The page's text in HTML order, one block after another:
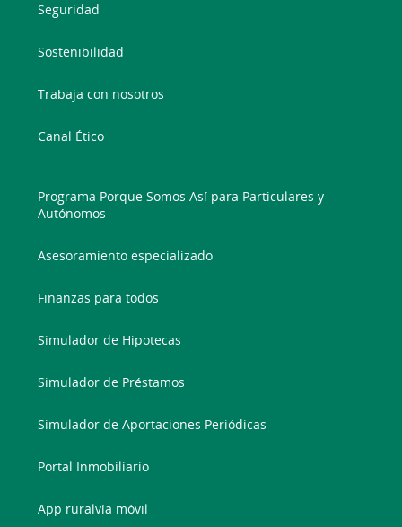
Seguridad
Sostenibilidad
Trabaja con nosotros
Canal Ético
Programa Porque Somos Así para Particulares y
Autónomos
Asesoramiento especializado
Finanzas para todos
Simulador de Hipotecas
Simulador de Préstamos
Simulador de Aportaciones Periódicas
Portal Inmobiliario
App ruralvía móvil